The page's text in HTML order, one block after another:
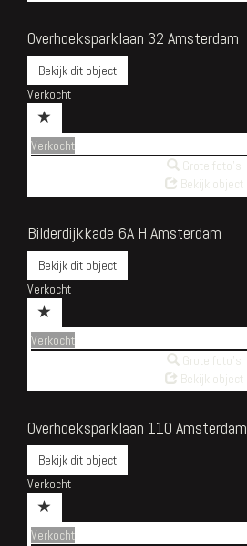
Overhoeksparklaan 32 Amsterdam
Bekijk dit object
Verkocht
Verkocht
Grote foto's
Bekijk object
Bilderdijkkade 6A H Amsterdam
Bekijk dit object
Verkocht
Verkocht
Grote foto's
Bekijk object
Overhoeksparklaan 110 Amsterdam
Bekijk dit object
Verkocht
Verkocht